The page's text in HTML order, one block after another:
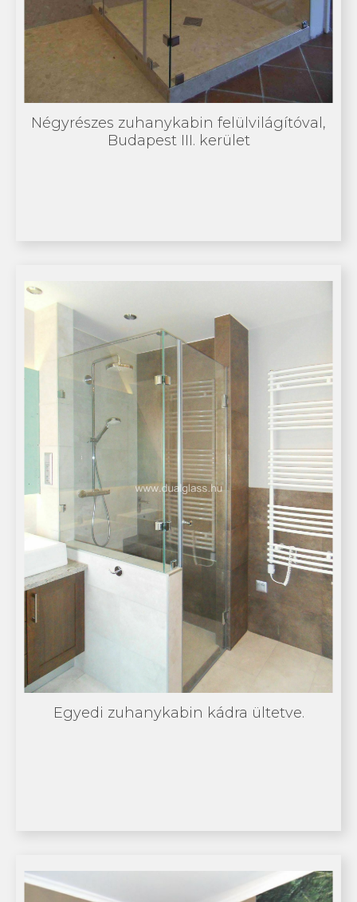
Négyrészes zuhanykabin felülvilágítóval,
Budapest III. kerület
Egyedi zuhanykabin kádra ültetve.